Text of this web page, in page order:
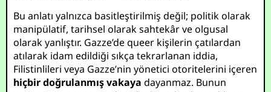
Bu anlatı yalnızca basitleştirilmiş değil; politik olarak
manipülatif, tarihsel olarak sahtekâr ve olgusal
olarak yanlıştır. Gazze’de queer kişilerin çatılardan
atılarak idam edildiği sıkça tekrarlanan iddia,
Filistinlileri veya Gazze’nin yönetici otoritelerini içeren
hiçbir doğrulanmış vakaya dayanmaz. Bunun